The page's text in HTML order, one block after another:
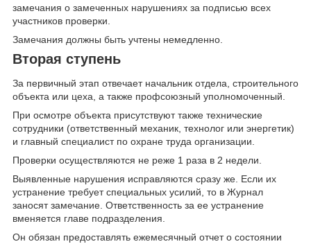
замечания о замеченных нарушениях за подписью всех
участников проверки.
Замечания должны быть учтены немедленно.
Вторая ступень
За первичный этап отвечает начальник отдела, строительного
объекта или цеха, а также профсоюзный уполномоченный.
При осмотре объекта присутствуют также технические
сотрудники (ответственный механик, технолог или энергетик)
и главный специалист по охране труда организации.
Проверки осуществляются не реже 1 раза в 2 недели.
Выявленные нарушения исправляются сразу же. Если их
устранение требует специальных усилий, то в Журнал
заносят замечание. Ответственность за ее устранение
вменяется главе подразделения.
Он обязан предоставлять ежемесячный отчет о состоянии